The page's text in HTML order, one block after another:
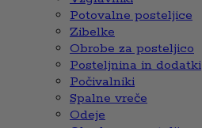
Potovalne posteljice
Zibelke
Obrobe za posteljico
Posteljnina in dodatki
Počivalniki
Spalne vreče
Odeje